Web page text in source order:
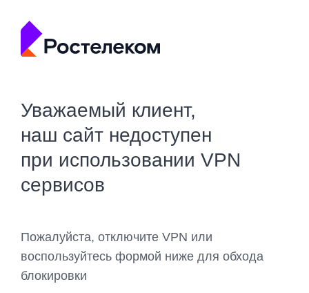
Уважаемый клиент,
наш сайт недоступен
при использовании VPN
сервисов
Пожалуйста, отключите VPN или
воспользуйтесь формой ниже для обхода
блокировки